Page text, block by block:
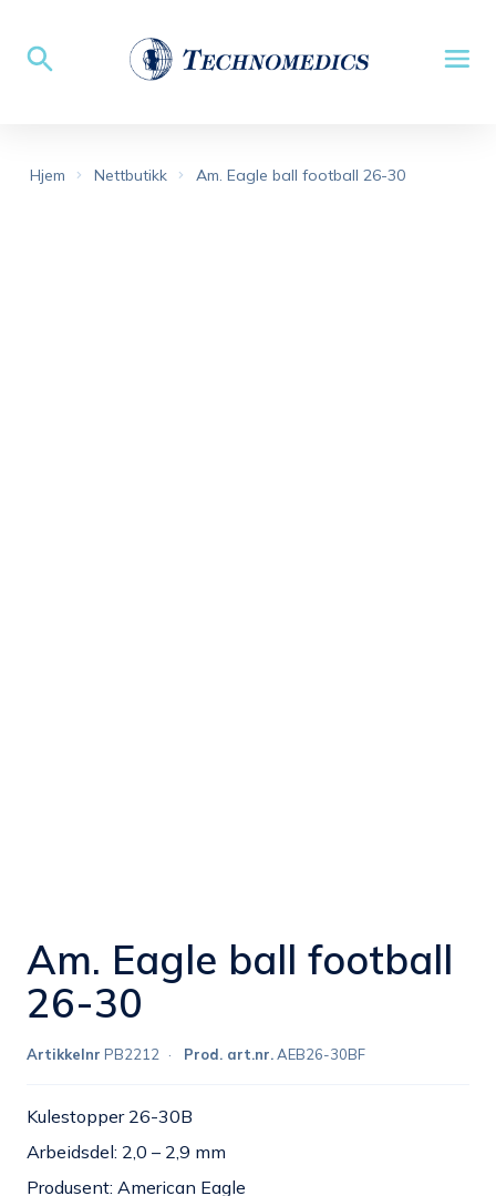
Hjem Nettbutikk Am. Eagle ball football 26-30
Am. Eagle ball football
26-30
Artikkelnr PB2212 Prod. art.nr.AEB26-30BF
Kulestopper 26-30B
Arbeidsdel: 2,0 – 2,9 mm
Produsent: American Eagle